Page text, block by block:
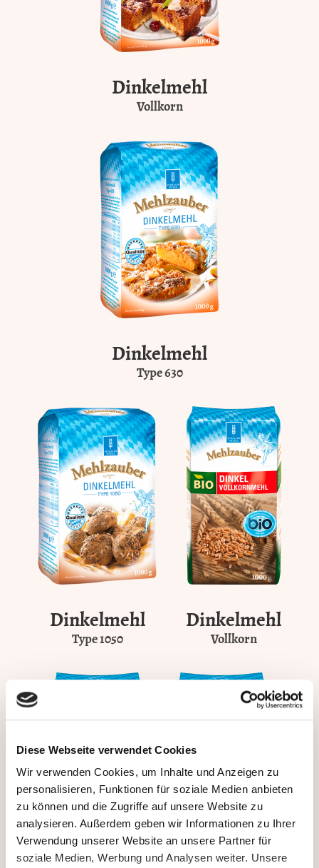
Diese Webseite verwendet Cookies
Wir verwenden Cookies, um Inhalte und Anzeigen zu
personalisieren, Funktionen für soziale Medien anbieten
zu können und die Zugriffe auf unsere Website zu
analysieren. Außerdem geben wir Informationen zu Ihrer
Verwendung unserer Website an unsere Partner für
soziale Medien, Werbung und Analysen weiter. Unsere
Dinkelmehl
Vollkorn
Dinkelmehl
Type 630
Dinkelmehl
Type 1050
Dinkelmehl
Vollkorn